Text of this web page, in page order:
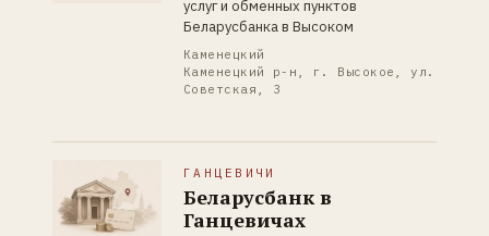
услуг и обменных пунктов
Беларусбанка в Высоком
Каменецкий
Каменецкий р-н, г. Высокое, ул.
Советская, 3
ГАНЦЕВИЧИ
Беларусбанк в
Ганцевичах